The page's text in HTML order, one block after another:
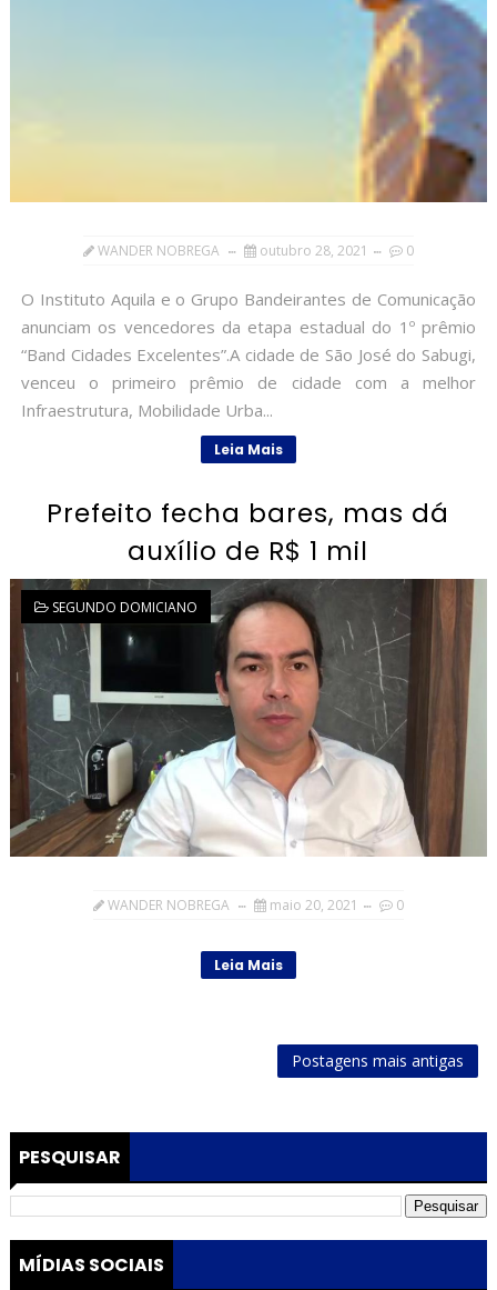
WANDER NOBREGA outubro 28, 2021 0
O Instituto Aquila e o Grupo Bandeirantes de Comunicação
anunciam os vencedores da etapa estadual do 1º prêmio
“Band Cidades Excelentes”.A cidade de São José do Sabugi,
venceu o primeiro prêmio de cidade com a melhor
Infraestrutura, Mobilidade Urba...
Leia Mais
Prefeito fecha bares, mas dá
auxílio de R$ 1 mil
SEGUNDO DOMICIANO
WANDER NOBREGA maio 20, 2021 0
Leia Mais
Postagens mais antigas
PESQUISAR
MÍDIAS SOCIAIS